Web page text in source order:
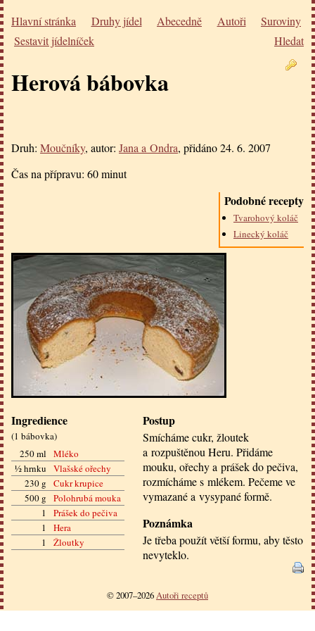
Hlavní stránka Druhy jídel Abecedně Autoři
Suroviny
Sestavit jídelníček
Hledat
Herová bábovka
Druh: Moučníky, autor: Jana a Ondra, přidáno24. 6. 2007
Čas na přípravu: 60 minut
Podobné recepty
Tvarohový koláč
Linecký koláč
Ingredience
(1 bábovka)
250 ml
Mléko
½ hrnku
Vlašské ořechy
230 g
Cukr krupice
500 g
Polohrubá mouka
1
Prášek do pečiva
1
Hera
1
Žloutky
Postup
Smícháme cukr, žloutek
a rozpuštěnou Heru. Přidáme
mouku, ořechy a prášek do pečiva,
rozmícháme s mlékem. Pečeme ve
vymazané a vysypané formě.
Poznámka
Je třeba použít větší formu, aby těsto
nevyteklo.
© 2007–2026Autoři receptů